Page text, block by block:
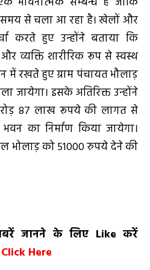
समय से चला आ रहा है। खेलों और
करते हुए उन्होंने बताया कि
व्यक्ति शारीरिक रूप से स्वस्थ
में रखते हुए ग्राम पंचायत भौलाड़
जायेगा। इसके अतिरिक्त उन्होंने
87 लाख रूपये की लागत से
का निर्माण किया जायेगा।
भोलाड़ को 51000 रुपये देने की
जानने के लिए Likeकरें
Click Here